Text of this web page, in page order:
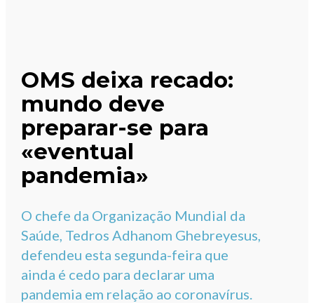
OMS deixa recado:
mundo deve
preparar-se para
«eventual
pandemia»
O chefe da Organização Mundial da
Saúde, Tedros Adhanom Ghebreyesus,
defendeu esta segunda-feira que
ainda é cedo para declarar uma
pandemia em relação ao coronavírus.